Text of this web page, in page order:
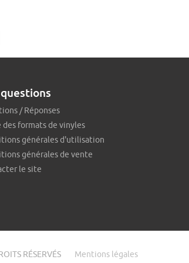
/ Réponses
des formats de vinyles
générales d'utilisation
générales de vente
le site
RÉSERVÉS Mentions légales